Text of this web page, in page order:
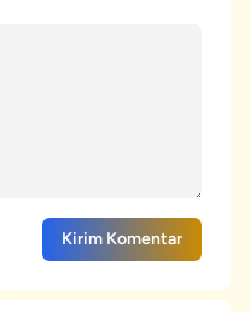
Kirim Komentar